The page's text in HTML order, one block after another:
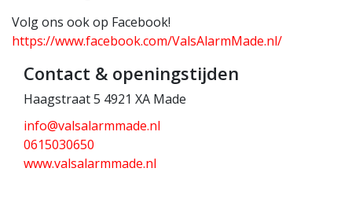
Volg ons ook op Facebook!
https://www.facebook.com/ValsAlarmMade.nl/
Contact & openingstijden
Haagstraat 5 4921 XA Made
info@valsalarmmade.nl
0615030650
www.valsalarmmade.nl